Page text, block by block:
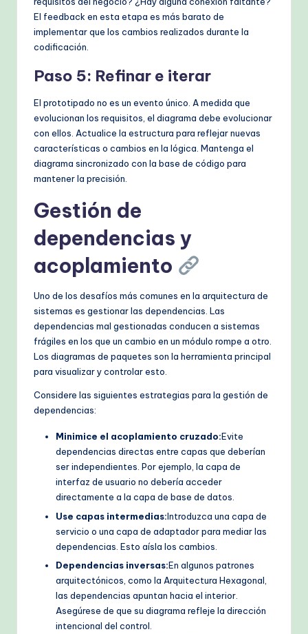
El feedback en esta etapa es más barato de
implementar que los cambios realizados durante la
codificación.
Paso 5: Refinar e iterar
El prototipado no es un evento único. A medida que
evolucionan los requisitos, el diagrama debe evolucionar
con ellos. Actualice la estructura para reflejar nuevas
características o cambios en la lógica. Mantenga el
diagrama sincronizado con la base de código para
mantener la precisión.
Gestión de
dependencias y
acoplamiento
Uno de los desafíos más comunes en la arquitectura de
sistemas es gestionar las dependencias. Las
dependencias mal gestionadas conducen a sistemas
frágiles en los que un cambio en un módulo rompe a otro.
Los diagramas de paquetes son la herramienta principal
para visualizar y controlar esto.
Considere las siguientes estrategias para la gestión de
dependencias:
Minimice el acoplamiento cruzado:Evite
dependencias directas entre capas que deberían
ser independientes. Por ejemplo, la capa de
interfaz de usuario no debería acceder
directamente a la capa de base de datos.
Use capas intermedias:Introduzca una capa de
servicio o una capa de adaptador para mediar las
dependencias. Esto aísla los cambios.
Dependencias inversas:En algunos patrones
arquitectónicos, como la Arquitectura Hexagonal,
las dependencias apuntan hacia el interior.
Asegúrese de que su diagrama refleje la dirección
intencional del control.